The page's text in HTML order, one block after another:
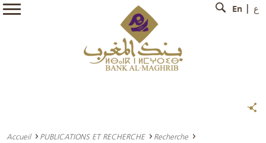
En ع
Accueil PUBLICATIONS ET RECHERCHE
Recherche